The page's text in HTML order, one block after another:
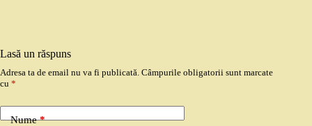
Lasă un răspuns
Adresa ta de email nu va fi publicată. Câmpurile obligatorii sunt marcate
cu *
Nume*